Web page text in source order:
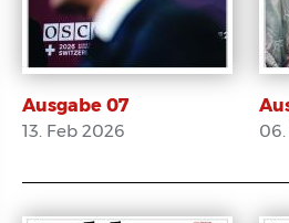
Ausgabe 07
13. Feb 2026 06.